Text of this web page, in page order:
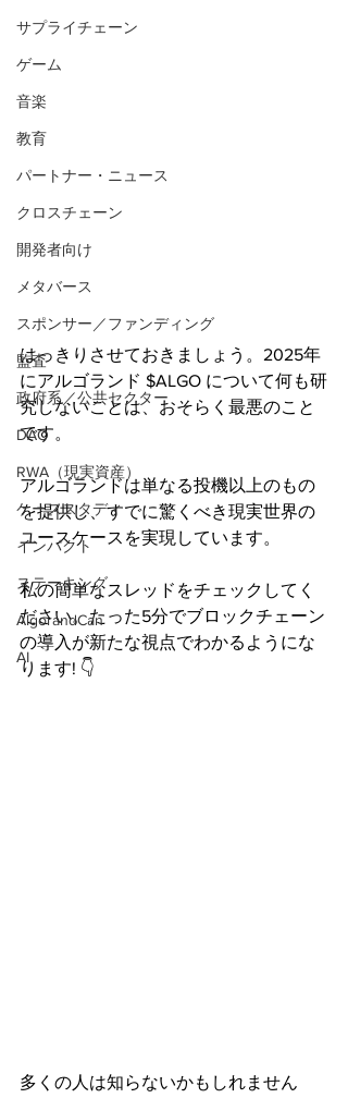
サプライチェーン
ゲーム
音楽
教育
パートナー・ニュース
クロスチェーン
開発者向け
メタバース
スポンサー／ファンディング
監査
政府系／公共セクター
DAO
RWA（現実資産）
ケーススタディ
インパクト
ステーキング
AlgorandCan
AI
はっきりさせておきましょう。2025年
にアルゴランド $ALGO について何も研
究しないことは、おそらく最悪のこと
です。
アルゴランドは単なる投機以上のもの
を提供し、すでに驚くべき現実世界の
ユースケースを実現しています。
私の簡単なスレッドをチェックしてく
ださい。たった5分でブロックチェーン
の導入が新たな視点でわかるようにな
ります! 👇
多くの人は知らないかもしれません